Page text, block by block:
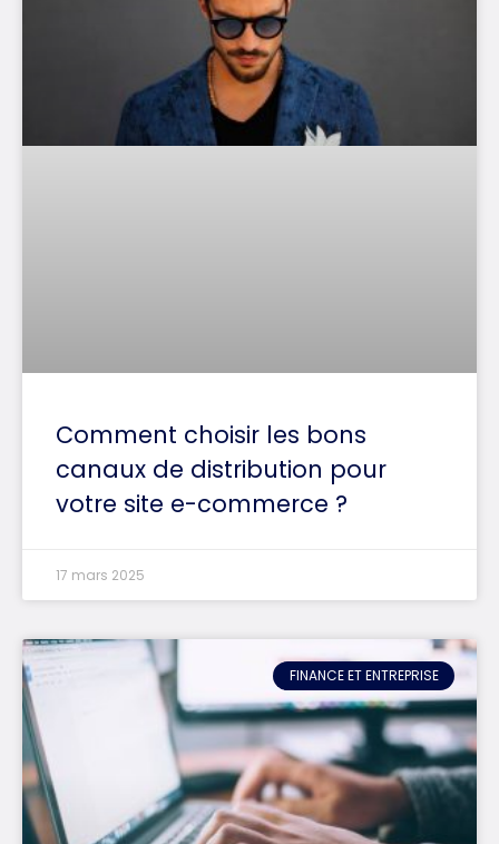
Comment choisir les bons
canaux de distribution pour
votre site e-commerce ?
17 mars 2025
FINANCE ET ENTREPRISE